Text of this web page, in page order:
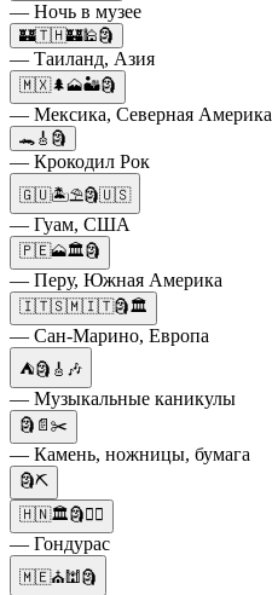
— Ночь в музее
🏰🇹🇭🏰🕌🗿
— Таиланд, Азия
🇲🇽🌲🗻🏜️🗿
— Мексика, Северная Америка
🐊🎸🗿
— Крокодил Рок
🇬🇺🏝️⛱️🗿🇺🇸
— Гуам, США
🇵🇪🗻🏛️🗿
— Перу, Южная Америка
🇮🇹🇸🇲🇮🇹🗿🏛️
— Сан-Марино, Европа
⛺️🗿🎸🎶
— Музыкальные каникулы
🗿📄✂️
— Камень, ножницы, бумага
🗿⛏️
🇭🇳🏛️🗿🏄‍♂️
— Гондурас
🇲🇪⛪🕍🗿